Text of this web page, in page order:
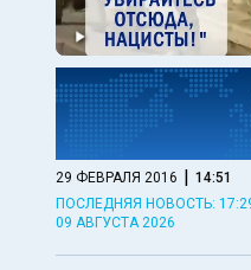
29 ФЕВРАЛЯ 2016 | 14:51
ПОСЛЕДНЯЯ НОВОСТЬ:
09 АВГУСТА 2026